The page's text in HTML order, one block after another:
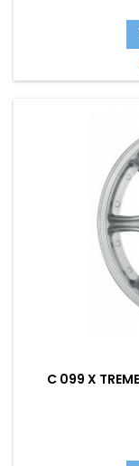
C 099 X